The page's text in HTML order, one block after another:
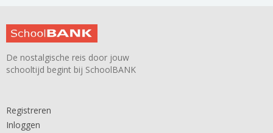
De nostalgische reis door jouw
schooltijd begint bij SchoolBANK
Registreren
Inloggen